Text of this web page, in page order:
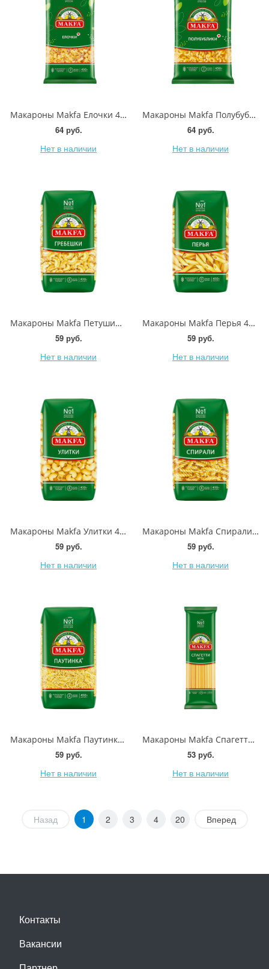
Макароны Makfa Елочки 450г
64 руб.
Нет в наличии
Макароны Makfa Полубублики 450г
64 руб.
Нет в наличии
Макароны Makfa Петушиные гребешки 450г
59 руб.
Нет в наличии
Макароны Makfa Перья 450г
59 руб.
Нет в наличии
Макароны Makfa Улитки 450г
59 руб.
Нет в наличии
Макароны Makfa Спирали 450г
59 руб.
Нет в наличии
Макароны Makfa Паутинка 450г
59 руб.
Нет в наличии
Макароны Makfa Спагетти №16 Группа А 450г
53 руб.
Нет в наличии
Назад 1 2 3 4 20 Вперед
Контакты
Вакансии